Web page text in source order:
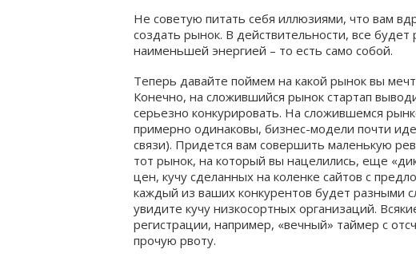
Не советую питать себя иллюзиями, что вам
создать рынок. В действительности, все
наименьшей энергией – то есть само собой.
Теперь давайте поймем на какой рынок вы
Конечно, на сложившийся рынок стартап
серьезно конкурировать. На сложившемся
примерно одинаковы, бизнес-модели почти
связи). Придется вам совершить маленькую
тот рынок, на который вы нацелились, еще
цен, кучу сделанных на коленке сайтов с
каждый из ваших конкурентов будет разными
увидите кучу низкосортных организаций.
регистрации, например, «вечный» таймер с
прочую рвоту.